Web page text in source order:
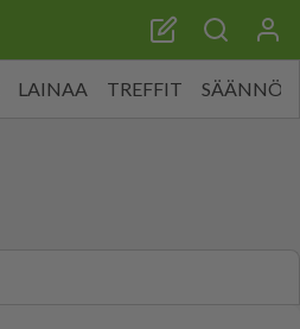
LAINAA TREFFIT SÄÄNNÖT